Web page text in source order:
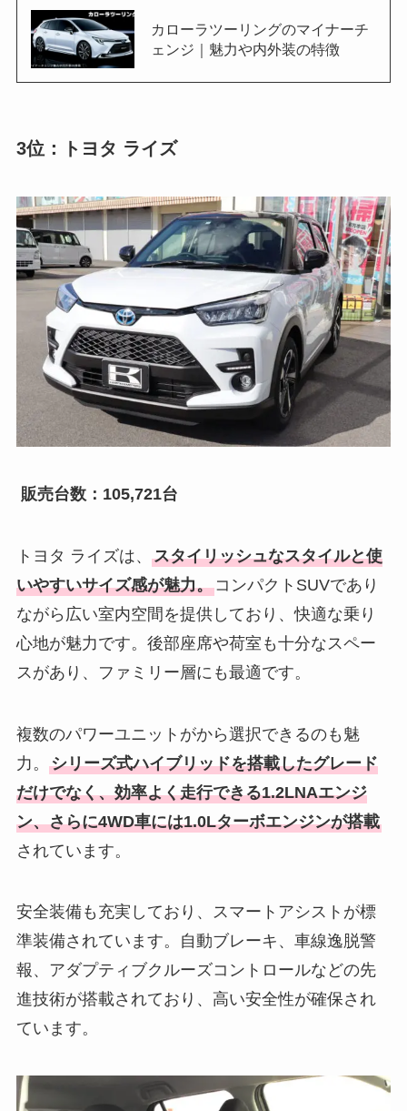
カローラツーリングのマイナーチ
ェンジ｜魅力や内外装の特徴
3位：トヨタ ライズ
販売台数：105,721台
トヨタ ライズは、 スタイリッシュなスタイルと使
いやすいサイズ感が魅力。コンパクトSUVであり
ながら広い室内空間を提供しており、快適な乗り
心地が魅力です。後部座席や荷室も十分なスペー
スがあり、ファミリー層にも最適です。
複数のパワーユニットがから選択できるのも魅
力。 シリーズ式ハイブリッドを搭載したグレード
だけでなく、効率よく走行できる1.2LNAエンジ
ン、さらに4WD車には1.0Lターボエンジンが搭載
されています。
安全装備も充実しており、スマートアシストが標
準装備されています。自動ブレーキ、車線逸脱警
報、アダプティブクルーズコントロールなどの先
進技術が搭載されており、高い安全性が確保され
ています。